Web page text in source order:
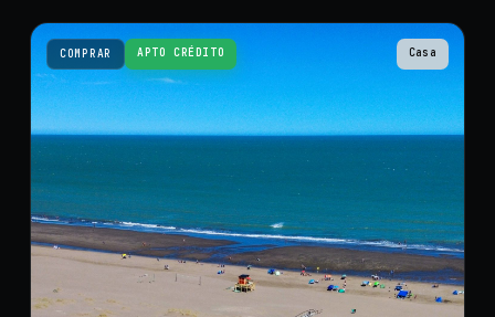
COMPRAR APTO CRÉDITO Casa